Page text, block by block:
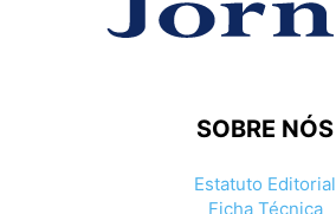
SOBRE NÓS
Estatuto Editorial
Ficha Técnica